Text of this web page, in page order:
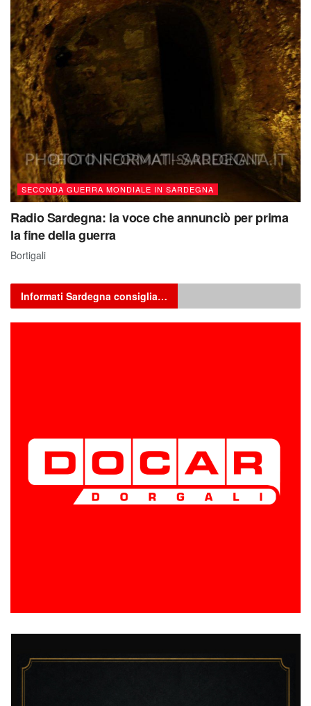
SECONDA GUERRA MONDIALE IN SARDEGNA
Radio Sardegna: la voce che annunciò per prima
la fine della guerra
Bortigali
Informati Sardegna consiglia…